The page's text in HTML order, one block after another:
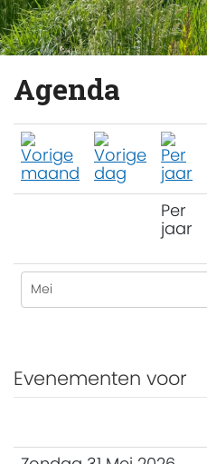
Agenda
Per
jaar
Evenementen voor